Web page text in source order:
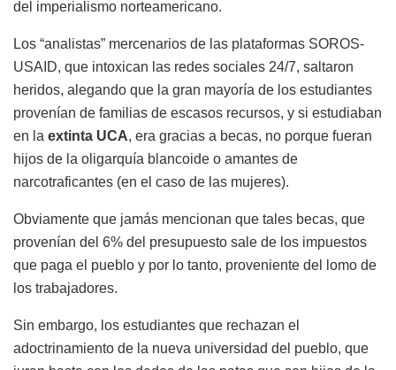
del imperialismo norteamericano.
Los “analistas” mercenarios de las plataformas SOROS-
USAID, que intoxican las redes sociales 24/7, saltaron
heridos, alegando que la gran mayoría de los estudiantes
provenían de familias de escasos recursos, y si estudiaban
en la extinta UCA, era gracias a becas, no porque fueran
hijos de la oligarquía blancoide o amantes de
narcotraficantes (en el caso de las mujeres).
Obviamente que jamás mencionan que tales becas, que
provenían del 6% del presupuesto sale de los impuestos
que paga el pueblo y por lo tanto, proveniente del lomo de
los trabajadores.
Sin embargo, los estudiantes que rechazan el
adoctrinamiento de la nueva universidad del pueblo, que